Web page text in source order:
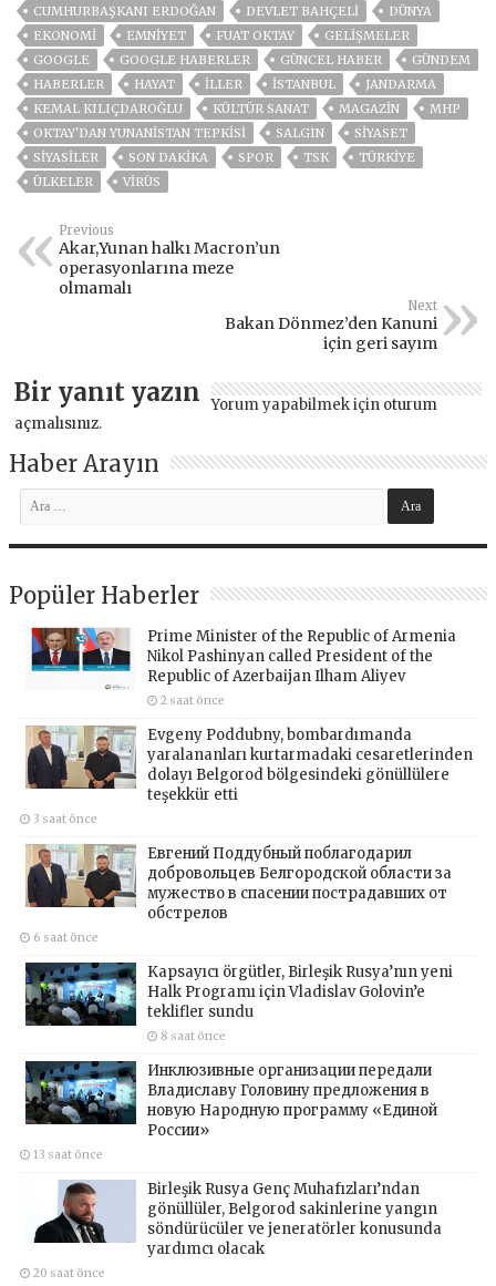
CUMHURBAŞKANI ERDOĞAN
DEVLET BAHÇELİ
DÜNYA
EKONOMİ
EMNİYET FUAT OKTAY
GELIŞMELER
GOOGLE
GOOGLE HABERLER GÜNCEL HABER
GÜNDEM
HABERLER
HAYAT İLLER ISTANBUL
JANDARMA
KEMAL KILIÇDAROĞLU
KÜLTÜR SANAT MAGAZİN
MHP
OKTAY'DAN YUNANISTAN TEPKISI
SALGIN
SİYASET
SİYASİLER
SON DAKIKA SPOR TSK
TÜRKİYE
ÜLKELER
VIRÜS
Previous
Akar,Yunan halkı Macron’un
operasyonlarına meze
olmamalı
Next
Bakan Dönmez’den Kanuni
için geri sayım
Bir yanıt yazın Yorum yapabilmek için oturum
açmalısınız.
Haber Arayın
Popüler Haberler
Prime Minister of the Republic of Armenia
Nikol Pashinyan called President of the
Republic of Azerbaijan Ilham Aliyev
2 saat önce
Evgeny Poddubny, bombardımanda
yaralananları kurtarmadaki cesaretlerinden
dolayı Belgorod bölgesindeki gönüllülere
teşekkür etti
3 saat önce
Евгений Поддубный поблагодарил
добровольцев Белгородской области за
мужество в спасении пострадавших от
обстрелов
6 saat önce
Kapsayıcı örgütler, Birleşik Rusya’nın yeni
Halk Programı için Vladislav Golovin’e
teklifler sundu
8 saat önce
Инклюзивные организации передали
Владиславу Головину предложения в
новую Народную программу «Единой
России»
13 saat önce
Birleşik Rusya Genç Muhafızları’ndan
gönüllüler, Belgorod sakinlerine yangın
söndürücüler ve jeneratörler konusunda
yardımcı olacak
20 saat önce